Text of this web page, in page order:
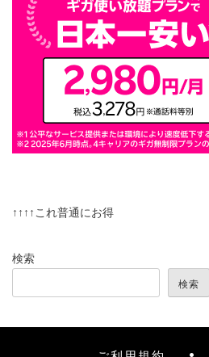
↑↑↑↑これ普通にお得
検索
検索